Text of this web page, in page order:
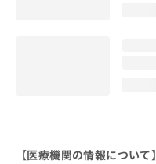
【医療機関の情報について】